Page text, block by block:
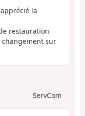
la
restauration
changement sur
ServCom